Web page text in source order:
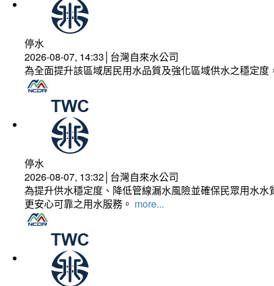
停水
2026-08-07, 14:33│台灣自來水公司
為全面提升該區域居民用水品質及強化區域供水之穩定
停水
2026-08-07, 13:32│台灣自來水公司
為提升供水穩定度、降低管線漏水風險並確保民眾用水
更安心可靠之用水服務。 more...